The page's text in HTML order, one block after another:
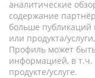
аналитические
содержание
больше
или продукта/
Профиль может
информацией, в
продукте/услуге.